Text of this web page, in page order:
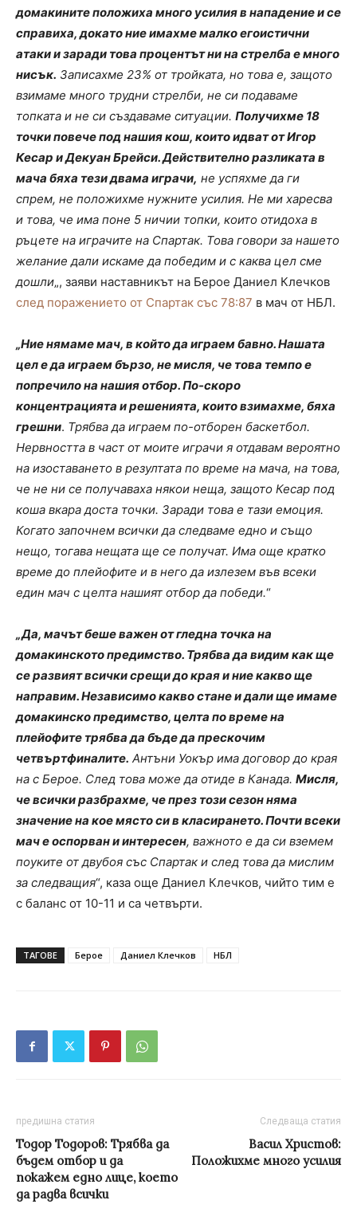
домакините положиха много усилия в нападение и се
справиха, докато ние имахме малко егоистични
атаки и заради това процентът ни на стрелба е много
нисък. Записахме 23% от тройката, но това е, защото
взимаме много трудни стрелби, не си подаваме
топката и не си създаваме ситуации. Получихме 18
точки повече под нашия кош, които идват от Игор
Кесар и Декуан Брейси. Действително разликата в
мача бяха тези двама играчи, не успяхме да ги
спрем, не положихме нужните усилия. Не ми харесва
и това, че има поне 5 ничии топки, които отидоха в
ръцете на играчите на Спартак. Това говори за нашето
желание дали искаме да победим и с каква цел сме
дошли„, заяви наставникът на Берое Даниел Клечков
след поражението от Спартак със 78:87 в мач от НБЛ.
„Ние нямаме мач, в който да играем бавно. Нашата
цел е да играем бързо, не мисля, че това темпо е
попречило на нашия отбор. По-скоро
концентрацията и решенията, които взимахме, бяха
грешни. Трябва да играем по-отборен баскетбол.
Нервността в част от моите играчи я отдавам вероятно
на изоставането в резултата по време на мача, на това,
че не ни се получаваха някои неща, защото Кесар под
коша вкара доста точки. Заради това е тази емоция.
Когато започнем всички да следваме едно и също
нещо, тогава нещата ще се получат. Има още кратко
време до плейофите и в него да излезем във всеки
един мач с целта нашият отбор да победи.“
„Да, мачът беше важен от гледна точка на
домакинското предимство. Трябва да видим как ще
се развият всички срещи до края и ние какво ще
направим. Независимо какво стане и дали ще имаме
домакинско предимство, целта по време на
плейофите трябва да бъде да прескочим
четвъртфиналите. Антъни Уокър има договор до края
на с Берое. След това може да отиде в Канада. Мисля,
че всички разбрахме, че през този сезон няма
значение на кое място си в класирането. Почти всеки
мач е оспорван и интересен, важното е да си вземем
поуките от двубоя със Спартак и след това да мислим
за следващия“, каза още Даниел Клечков, чийто тим е
с баланс от 10-11 и са четвърти.
ТАГОВЕ Берое Даниел Клечков НБЛ
предишна статия
Тодор Тодоров: Трябва да
бъдем отбор и да
покажем едно лице, което
да радва всички
Следваща статия
Васил Христов:
Положихме много усилия